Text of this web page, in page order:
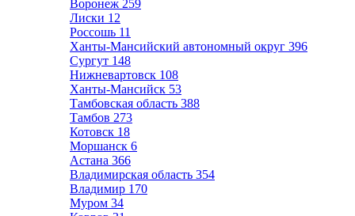
Воронеж 259
Лиски 12
Россошь 11
Ханты-Мансийский автономный округ 396
Сургут 148
Нижневартовск 108
Ханты-Мансийск 53
Тамбовская область 388
Тамбов 273
Котовск 18
Моршанск 6
Астана 366
Владимирская область 354
Владимир 170
Муром 34